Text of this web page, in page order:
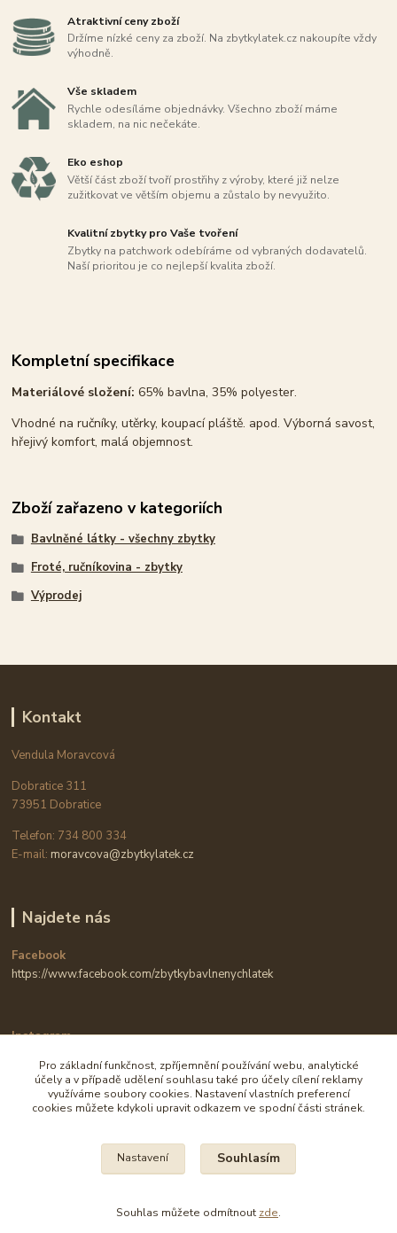
Atraktivní ceny zboží
Držíme nízké ceny za zboží. Na zbytkylatek.cz nakoupíte vždy
výhodně.
Vše skladem
Rychle odesíláme objednávky. Všechno zboží máme
skladem, na nic nečekáte.
Eko eshop
Větší část zboží tvoří prostřihy z výroby, které již nelze
zužitkovat ve větším objemu a zůstalo by nevyužito.
Kvalitní zbytky pro Vaše tvoření
Zbytky na patchwork odebíráme od vybraných dodavatelů.
Naší prioritou je co nejlepší kvalita zboží.
Kompletní specifikace
Materiálové složení:65% bavlna, 35% polyester.
Vhodné na ručníky, utěrky, koupací pláště. apod. Výborná savost,
hřejivý komfort, malá objemnost.
Zboží zařazeno v kategoriích
Bavlněné látky - všechny zbytky
Froté, ručníkovina - zbytky
Výprodej
Kontakt
Vendula Moravcová
Dobratice 311
73951 Dobratice
Telefon: 734 800 334
E-mail: moravcova@zbytkylatek.cz
Najdete nás
Facebook
https://www.facebook.com/zbytkybavlnenychlatek
Instagram
Na všechny fotografie se vztahují autorská práva.
Pro základní funkčnost, zpříjemnění používání webu, analytické
účely a v případě udělení souhlasu také pro účely cílení reklamy
využíváme soubory cookies. Nastavení vlastních preferencí
cookies můžete kdykoli upravit odkazem ve spodní části stránek.
Nastavení Souhlasím
Souhlas můžete odmítnout zde.